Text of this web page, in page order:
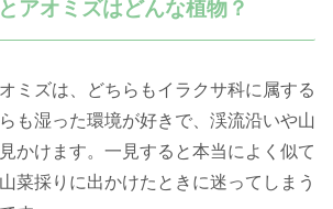
アオミズはどんな植物？
ミズは、どちらもイラクサ科に属する
も湿った環境が好きで、渓流沿いや山
かけます。一見すると本当によく似て
菜採りに出かけたときに迷ってしまう